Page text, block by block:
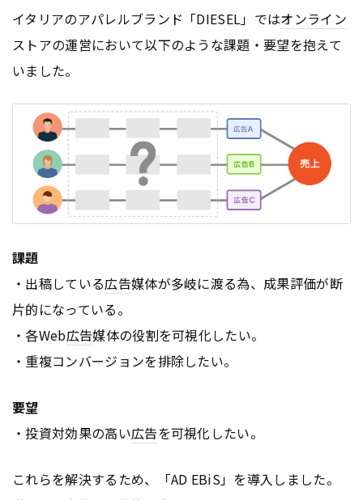
イタリアのアパレルブランド「DIESEL」ではオンライン
ストアの運営において以下のような課題・要望を抱えて
いました。
課題
・出稿している広告媒体が多岐に渡る為、成果評価が断
片的になっている。
・各Web広告媒体の役割を可視化したい。
・重複コンバージョンを排除したい。
要望
・投資対効果の高い広告を可視化したい。
これらを解決するため、「AD EBiS」を導入しました。